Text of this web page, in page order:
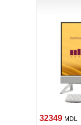
32349 MDL